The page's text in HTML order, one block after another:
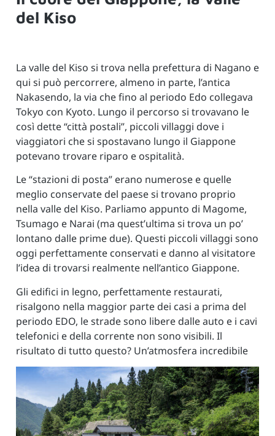
del Kiso
La valle del Kiso si trova nella prefettura di Nagano e
qui si può percorrere, almeno in parte, l’antica
Nakasendo, la via che fino al periodo Edo collegava
Tokyo con Kyoto. Lungo il percorso si trovavano le
così dette “città postali”, piccoli villaggi dove i
viaggiatori che si spostavano lungo il Giappone
potevano trovare riparo e ospitalità.
Le “stazioni di posta” erano numerose e quelle
meglio conservate del paese si trovano proprio
nella valle del Kiso. Parliamo appunto di Magome,
Tsumago e Narai (ma quest’ultima si trova un po’
lontano dalle prime due). Questi piccoli villaggi sono
oggi perfettamente conservati e danno al visitatore
l’idea di trovarsi realmente nell’antico Giappone.
Gli edifici in legno, perfettamente restaurati,
risalgono nella maggior parte dei casi a prima del
periodo EDO, le strade sono libere dalle auto e i cavi
telefonici e della corrente non sono visibili. Il
risultato di tutto questo? Un’atmosfera incredibile